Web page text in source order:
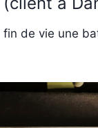
fin de vie une